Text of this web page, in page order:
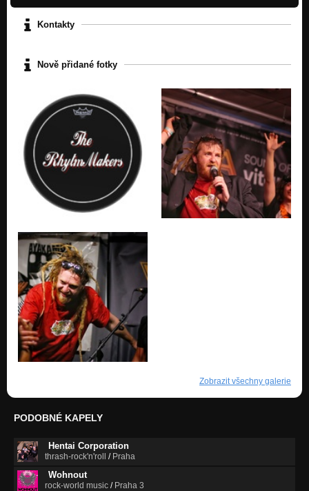
Kontakty
Nově přidané fotky
Zobrazit všechny galerie
PODOBNÉ KAPELY
Hentai Corporation
thrash-rock'n'roll / Praha
Wohnout
rock-world music / Praha 3